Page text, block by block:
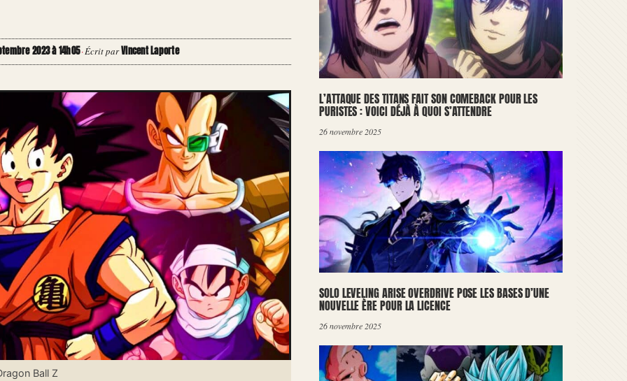
2023 à 14h05·Écrit parVincent Laporte
Ball Z
L’ATTAQUE DES TITANS FAIT SON COMEBACK POUR LES
PURISTES : VOICI DÉJÀ À QUOI S’ATTENDRE
26 novembre 2025
SOLO LEVELING ARISE OVERDRIVE POSE LES BASES D’UNE
NOUVELLE ÈRE POUR LA LICENCE
26 novembre 2025